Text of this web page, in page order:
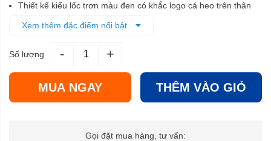
Thiết kế kiểu lốc trơn màu đen có khắc logo cá heo trên thân
Máy được làm vật liệu cao cấp bền chắc, dày dặn, chống bong
Xem thêm đặc điểm nổi bật
Số lượng - +
MUA NGAY THÊM VÀO GIỎ
Gọi đặt mua hàng, tư vấn: